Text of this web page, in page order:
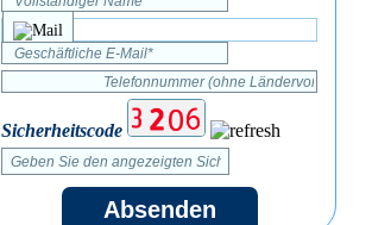
Sicherheitscode
Absenden